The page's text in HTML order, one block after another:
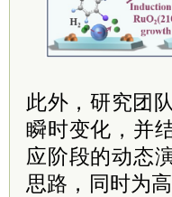
此外，研究团
瞬时变化，并
应阶段的动态
思路，同时为